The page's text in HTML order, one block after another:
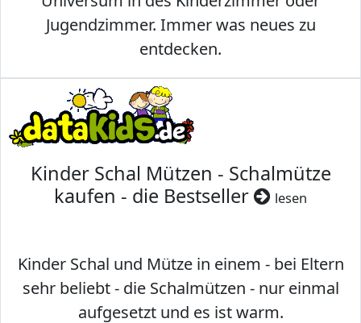
Jugendzimmer. Immer was neues zu
entdecken.
Kinder Schal Mützen - Schalmütze
kaufen - die Bestseller
lesen
Kinder Schal und Mütze in einem - bei Eltern
sehr beliebt - die Schalmützen - nur einmal
aufgesetzt und es ist warm.